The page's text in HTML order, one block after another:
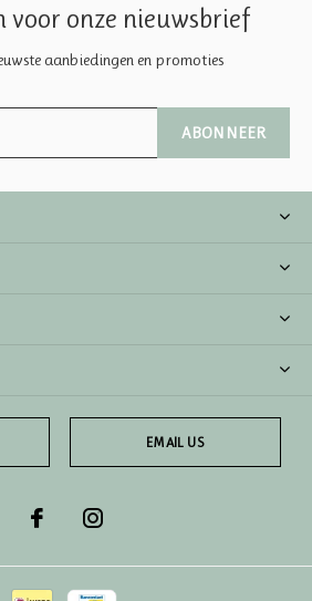
voor onze nieuwsbrief
aanbiedingen en promoties
ABONNEER
EMAIL US